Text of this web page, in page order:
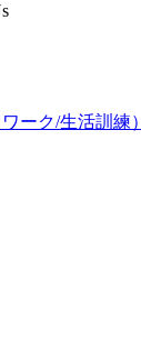
ーク/生活訓練）